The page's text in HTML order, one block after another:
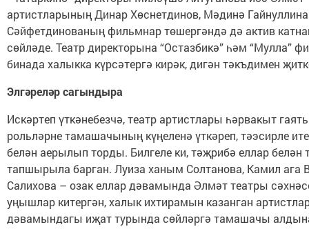
артистларының Динар Хөснетдинов, Мәдинә
Сәйфетдинованың фильмнар төшергәндә дә актив
сөйләде. Театр директорына “Остазбикә” һәм “Мулла”
бинада халыкка күрсәтергә кирәк, дигән тәкъдимен
Элгәреләр сагындыра
Искәртеп үткәнебезчә, театр артистлары һәрвакыт
рольләрне тамашачының күңеленә үткәреп, тәэсирле
белән аерылып торды. Билгеле ки, тәҗрибә еллар белән
тапшырыла барган. Луиза ханым Солтанова, Камил ага
Салихова – озак еллар дәвамында Әлмәт театры
уңышлар китергән, халык ихтирамын казанган
дәвамындагы иҗат турында сөйләргә тамашачы